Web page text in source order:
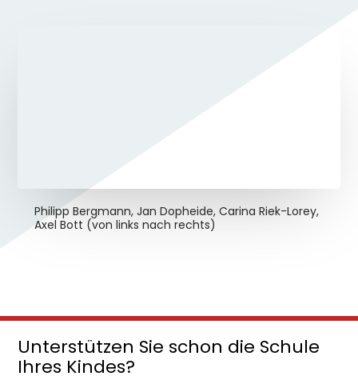
Philipp Bergmann, Jan Dopheide, Carina Riek-Lorey,
Axel Bott (von links nach rechts)
Unterstützen Sie schon die Schule
Ihres Kindes?